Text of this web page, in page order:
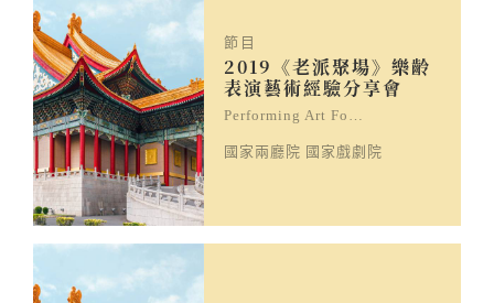
節目
2019《老派聚場》樂齡
表演藝術經驗分享會
Performing Art Fo…
國家兩廳院 國家戲劇院